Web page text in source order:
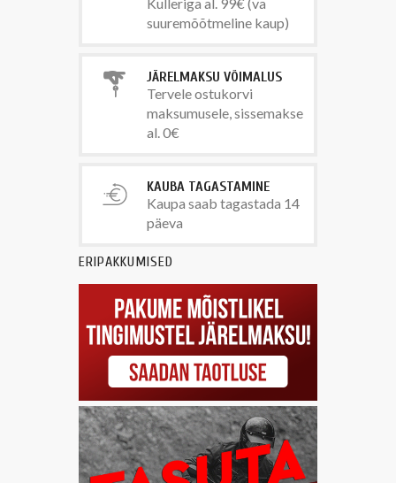
suuremõõtmeline kaup)
JÄRELMAKSU VÕIMALUS
Tervele ostukorvi
maksumusele, sissemakse
al. 0€
KAUBA TAGASTAMINE
Kaupa saab tagastada 14
päeva
ERIPAKKUMISED